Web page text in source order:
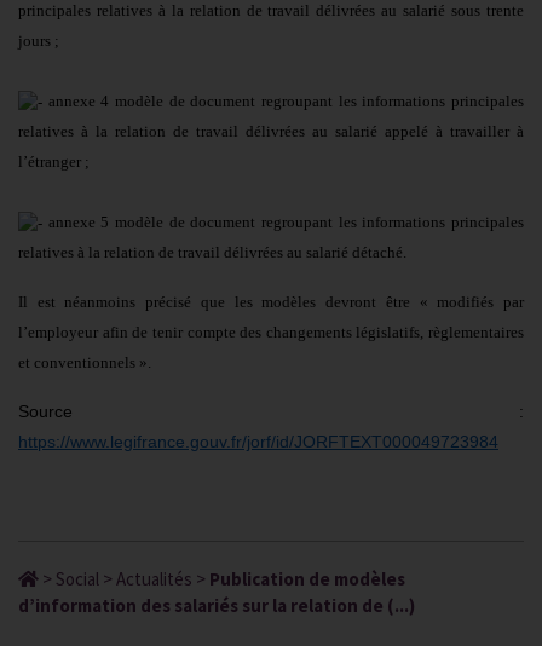
principales relatives à la relation de travail délivrées au salarié sous trente
jours ;
annexe 4 modèle de document regroupant les informations principales
relatives à la relation de travail délivrées au salarié appelé à travailler à
l’étranger ;
annexe 5 modèle de document regroupant les informations principales
relatives à la relation de travail délivrées au salarié détaché.
Il est néanmoins précisé que les modèles devront être « modifiés par
l’employeur afin de tenir compte des changements législatifs, règlementaires
et conventionnels ».
Source :
https://www.legifrance.gouv.fr/jorf/id/JORFTEXT000049723984
> Social > Actualités > Publication de modèles
d’information des salariés sur la relation de (...)